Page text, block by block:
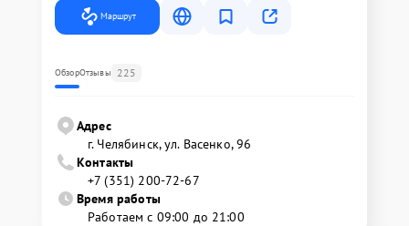
Маршрут
ОбзорОтзывы 225
Адрес
г. Челябинск, ул. Васенко, 96
Контакты
+7 (351) 200-72-67
Время работы
Работаем с 09:00 до 21:00